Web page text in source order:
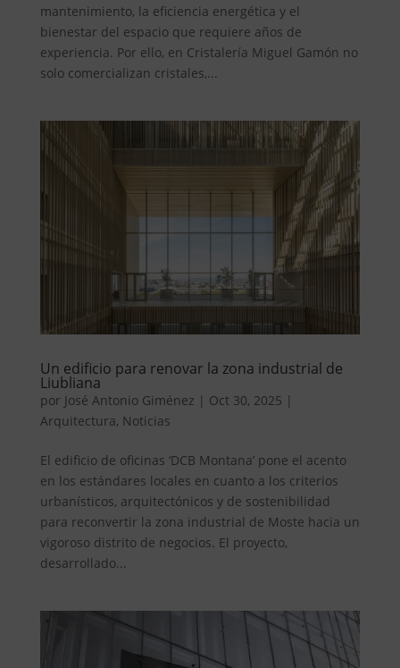
mantenimiento, la eficiencia energética y el
bienestar del espacio que requiere años de
experiencia. Por ello, en Cristalería Miguel Gamón no
solo comercializan cristales,...
Un edificio para renovar la zona industrial de
Liubliana
por José Antonio Giménez | Oct 30, 2025 |
Arquitectura, Noticias
El edificio de oficinas ‘DCB Montana’ pone el acento
en los estándares locales en cuanto a los criterios
urbanísticos, arquitectónicos y de sostenibilidad
para reconvertir la zona industrial de Moste hacia un
vigoroso distrito de negocios. El proyecto,
desarrollado...